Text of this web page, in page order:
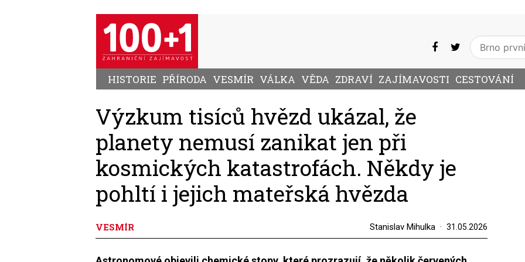
HISTORIE PŘÍRODA VESMÍR VÁLKA VĚDA ZDRAVÍ ZAJÍMAVOSTI CESTOVÁNÍ
Výzkum tisíců hvězd ukázal, že
planety nemusí zanikat jen při
kosmických katastrofách. Někdy je
pohltí i jejich mateřská hvězda
VESMÍR Stanislav Mihulka 31.05.2026